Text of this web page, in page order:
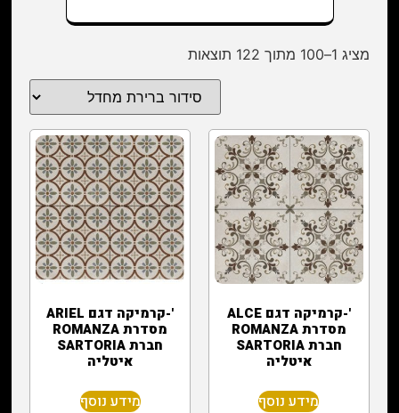
מציג 1–100 מתוך 122 תוצאות
'-קרמיקה דגם ALCE
מסדרת ROMANZA
חברת SARTORIA
איטליה
מידע נוסף
'-קרמיקה דגם ARIEL
מסדרת ROMANZA
חברת SARTORIA
איטליה
מידע נוסף